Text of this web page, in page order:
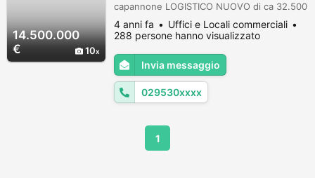
14.500.000
€
10
capannone LOGISTICO NUOVO di ca 32.500
MQ - h. max. 11,5 mt su area di 66.000 mq,
dotato di DEPOSITO (ca 27.700 mq), 38
RIBALTE, soppalchi (ca 4.800 mq) e AREA
ESTERNA (ca 32.500), situato a fronte della
Strada Provinciale 196 Meleti/Maccastorna.
Possibile ESPANSIONE EDILIZIA fin...
4 anni fa
Uffici e Locali commerciali
288 persone hanno visualizzato
Invia messaggio
029530xxxx
1